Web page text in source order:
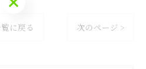
に戻る 次のページ >